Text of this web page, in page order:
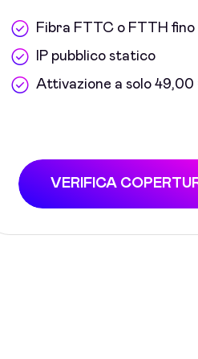
Fibra FTTC o FTTH fino
IP pubblico statico
Attivazione a solo
VERIFICA